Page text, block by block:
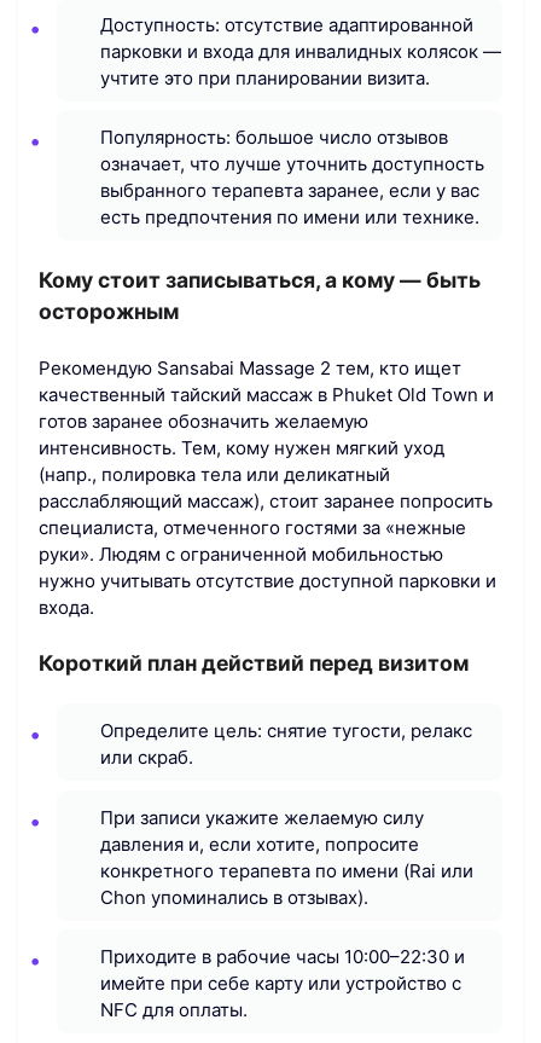
Доступность: отсутствие адаптированной
парковки и входа для инвалидных колясок —
учтите это при планировании визита.
Популярность: большое число отзывов
означает, что лучше уточнить доступность
выбранного терапевта заранее, если у вас
есть предпочтения по имени или технике.
Кому стоит записываться, а кому — быть
осторожным
Рекомендую Sansabai Massage 2 тем, кто ищет
качественный тайский массаж в Phuket Old Town и
готов заранее обозначить желаемую
интенсивность. Тем, кому нужен мягкий уход
(напр., полировка тела или деликатный
расслабляющий массаж), стоит заранее попросить
специалиста, отмеченного гостями за «нежные
руки». Людям с ограниченной мобильностью
нужно учитывать отсутствие доступной парковки и
входа.
Короткий план действий перед визитом
Определите цель: снятие тугости, релакс
или скраб.
При записи укажите желаемую силу
давления и, если хотите, попросите
конкретного терапевта по имени (Rai или
Chon упоминались в отзывах).
Приходите в рабочие часы 10:00–22:30 и
имейте при себе карту или устройство с
NFC для оплаты.